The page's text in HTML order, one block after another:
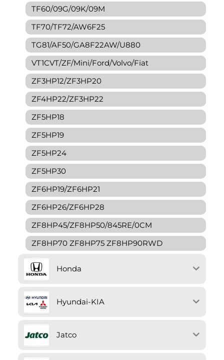
TF60/09G/09K/09M
TF70/TF72/AW6F25
TG81/AF50/GA8F22AW/U880
VT1CVT/ZF/Mini/Ford/Volvo/Fiat
ZF3HP12/ZF3HP20
ZF4HP22/ZF3HP22
ZF5HP18
ZF5HP19
ZF5HP24
ZF5HP30
ZF6HP19/ZF6HP21
ZF6HP26/ZF6HP28
ZF8HP45/ZF8HP50/845RE/0CM
ZF8HP70 ZF8HP75 ZF8HP90RWD
Honda
Hyundai-KIA
Jatco